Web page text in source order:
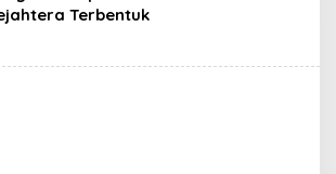
Terbentuk